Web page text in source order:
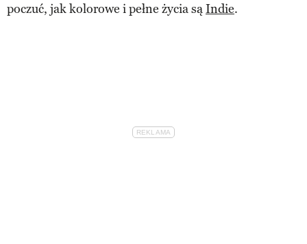
poczuć, jak kolorowe i pełne życia sąIndie.